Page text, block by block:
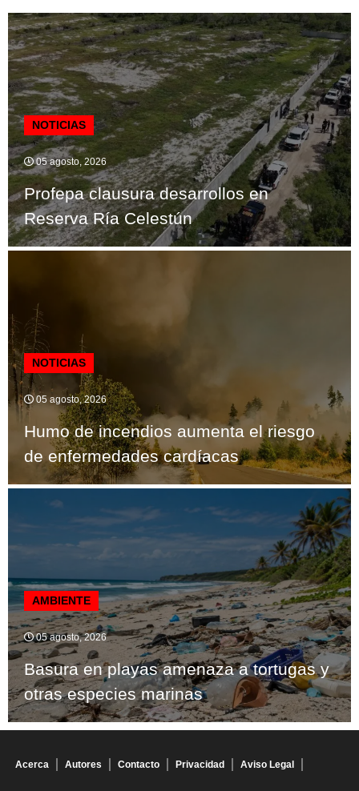
NOTICIAS
05 agosto, 2026
Profepa clausura desarrollos en
Reserva Ría Celestún
NOTICIAS
05 agosto, 2026
Humo de incendios aumenta el riesgo
de enfermedades cardíacas
AMBIENTE
05 agosto, 2026
Basura en playas amenaza a tortugas y
otras especies marinas
Acerca Autores Contacto Privacidad Aviso Legal